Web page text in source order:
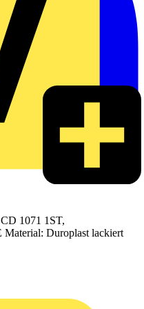
1071 1ST,
Duroplast lackiert